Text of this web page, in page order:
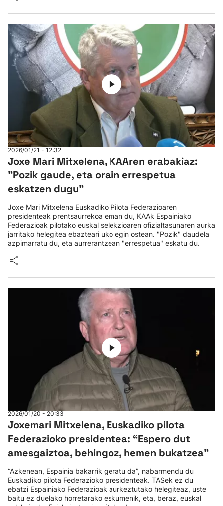
2026/01/21 - 12:32
Joxe Mari Mitxelena, KAAren erabakiaz:
"Pozik gaude, eta orain errespetua
eskatzen dugu"
Joxe Mari Mitxelena Euskadiko Pilota Federazioaren
presidenteak prentsaurrekoa eman du, KAAk Espainiako
Federazioak pilotako euskal selekzioaren ofizialtasunaren aurka
jarritako helegitea ebazteari uko egin ostean. "Pozik" daudela
azpimarratu du, eta aurrerantzean "errespetua" eskatu du.
2026/01/20 - 20:33
Joxemari Mitxelena, Euskadiko pilota
Federazioko presidentea: “Espero dut
amesgaiztoa, behingoz, hemen bukatzea”
“Azkenean, Espainia bakarrik geratu da”, nabarmendu du
Euskadiko pilota Federazioko presidenteak. TASek ez du
ebatzi Espainiako Federazioak aurkeztutako helegiteaz, uste
baitu ez duelako horretarako eskumenik, eta, beraz, euskal